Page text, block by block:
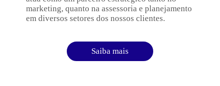
marketing, quanto na assessoria e planejamento
em diversos setores dos nossos clientes.
Saiba mais